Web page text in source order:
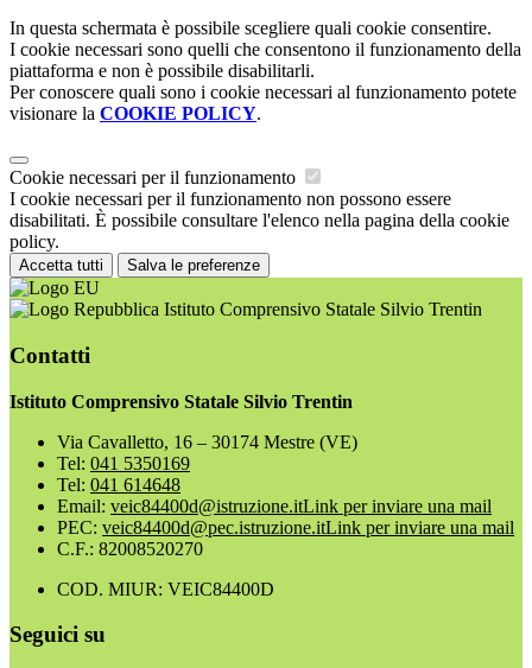
In questa schermata è possibile scegliere quali cookie consentire.
I cookie necessari sono quelli che consentono il funzionamento della
piattaforma e non è possibile disabilitarli.
Per conoscere quali sono i cookie necessari al funzionamento potete
visionare la COOKIE POLICY.
Cookie necessari per il funzionamento
I cookie necessari per il funzionamento non possono essere
disabilitati. È possibile consultare l'elenco nella pagina della cookie
policy.
Accetta tutti Salva le preferenze
Istituto Comprensivo Statale Silvio Trentin
Contatti
Istituto Comprensivo Statale Silvio Trentin
Via Cavalletto, 16 – 30174 Mestre (VE)
Tel: 041 5350169
Tel: 041 614648
Email: veic84400d@istruzione.itLink per inviare una mail
PEC: veic84400d@pec.istruzione.itLink per inviare una mail
C.F.: 82008520270
COD. MIUR: VEIC84400D
Seguici su